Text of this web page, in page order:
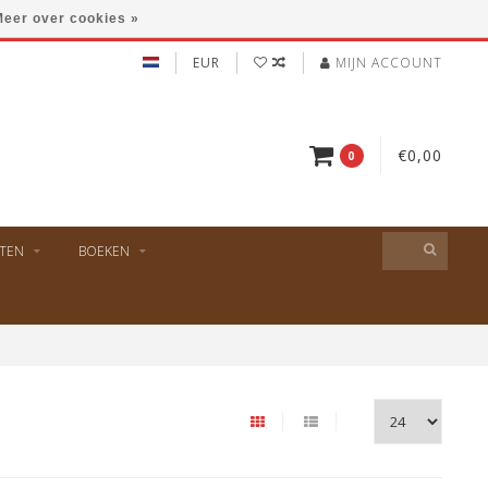
EUR MIJN ACCOUNT
0 €0,00
BOEKEN
over cookies »